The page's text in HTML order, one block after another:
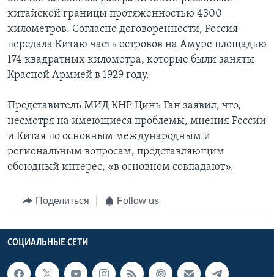
китайской границы протяженностью 4300
километров. Согласно договоренности, Россия
передала Китаю часть островов на Амуре площадью
174 квадратных километра, которые были заняты
Красной Армией в 1929 году.
Представитель МИД КНР Цинь Ган заявил, что,
несмотря на имеющиеся проблемы, мнения России
и Китая по основным международным и
региональным вопросам, представляющим
обоюдный интерес, «в основном совпадают».
Поделиться Follow us
СОЦИАЛЬНЫЕ СЕТИ